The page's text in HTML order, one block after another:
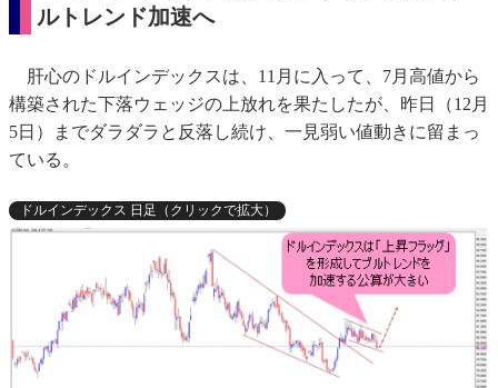
ルトレンド加速へ
肝心のドルインデックスは、11月に入って、7月高値から
構築された下落ウェッジの上放れを果たしたが、昨日（12月
5日）までダラダラと反落し続け、一見弱い値動きに留まっ
ている。
ドルインデックス 日足（クリックで拡大）